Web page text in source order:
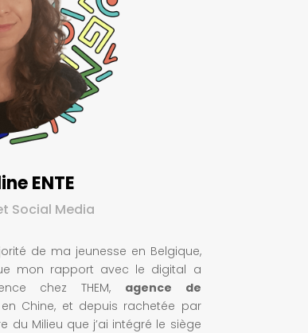
ENTE
Social Media
de ma jeunesse en Belgique,
mon rapport avec le digital a
chez THEM, agence de
Chine, et depuis rachetée par
du Milieu que j’ai intégré le siège